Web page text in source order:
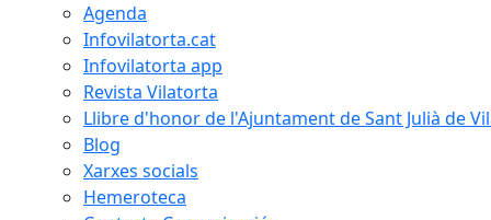
Agenda
Infovilatorta.cat
Infovilatorta app
Revista Vilatorta
Llibre d'honor de l'Ajuntament de Sant Julià de
Blog
Xarxes socials
Hemeroteca